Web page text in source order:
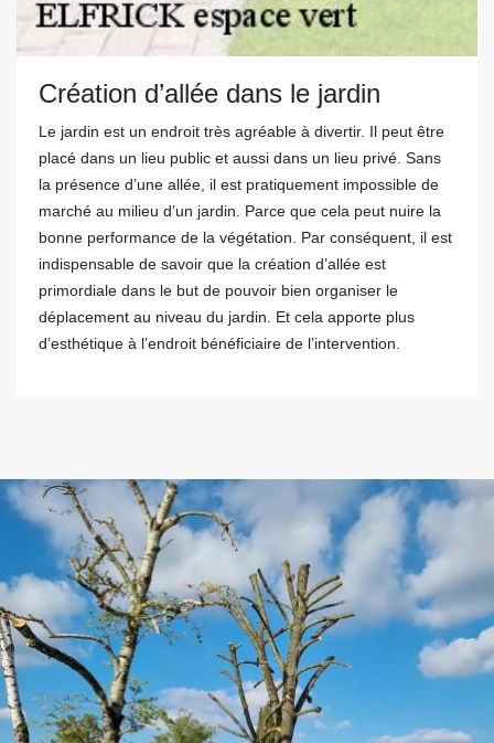
Création d’allée dans le jardin
Le jardin est un endroit très agréable à divertir. Il peut être
placé dans un lieu public et aussi dans un lieu privé. Sans
la présence d’une allée, il est pratiquement impossible de
marché au milieu d’un jardin. Parce que cela peut nuire la
bonne performance de la végétation. Par conséquent, il est
indispensable de savoir que la création d’allée est
primordiale dans le but de pouvoir bien organiser le
déplacement au niveau du jardin. Et cela apporte plus
d’esthétique à l’endroit bénéficiaire de l’intervention.